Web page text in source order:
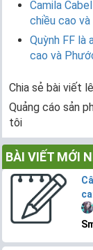
Camila
chiều cao
Quỳnh FF là
cao và
Chia sẻ bài viết
Quảng cáo sản
tôi
BÀI VIẾT MỚI